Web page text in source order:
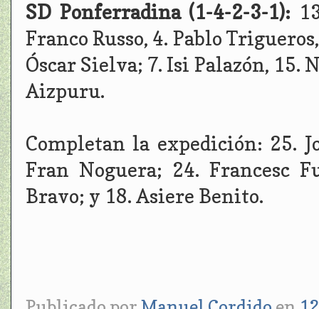
SD Ponferradina (1-4-2-3-1):
Franco Russo, 4. Pablo
Óscar Sielva; 7. Isi Palazón, 15.
Aizpuru.
Completan la expedición: 25.
Fran Noguera; 24. Francesc
Bravo; y 18. Asiere Benito.